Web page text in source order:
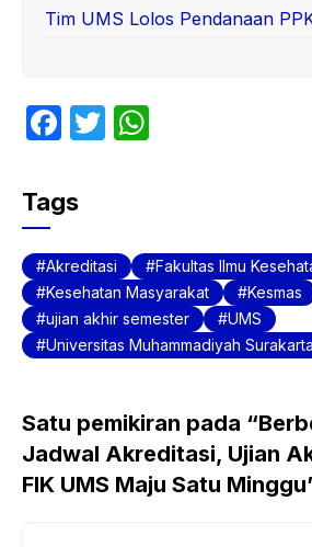
Tim UMS Lolos Pendanaan
F
c
e
b
o
o
k
T
A
p
p
Tags
Akreditasi Fakultas Ilmu
Kesehatan Masyarakat
Kesmas
ujian akhir semester
UMS
Universitas Muhammadiyah Surakarta
Satu pemikiran pada
Jadwal Akreditasi, Ujian
FIK UMS Maju Satu